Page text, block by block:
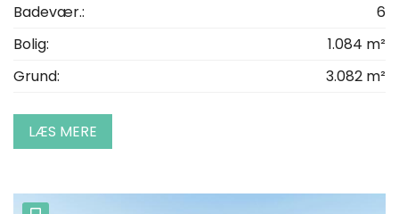
Badevær.:
6
Bolig:
1.084 m²
Grund:
3.082 m²
LÆS MERE